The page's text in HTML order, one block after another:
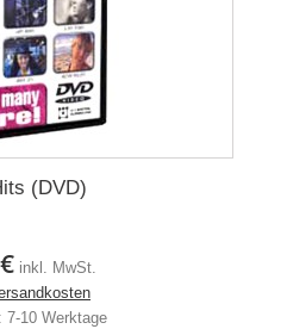
(DVD)
inkl. MwSt.
7-10 Werktage